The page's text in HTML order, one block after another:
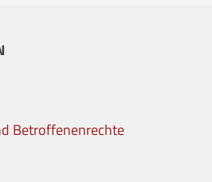
Betroffenenrechte